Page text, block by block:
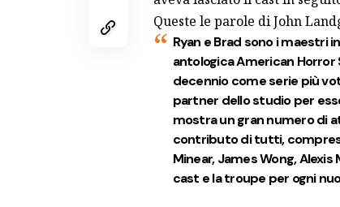
Queste le parole di John
Ryan e Brad sono i maestri
antologica American
decennio come serie più
partner dello studio per
mostra un gran numero di
contributo di tutti,
Minear, James Wong,
cast e la troupe per ogni